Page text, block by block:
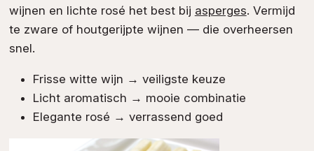
wijnen en lichte rosé het best bij asperges. Vermijd
te zware of houtgerijpte wijnen — die overheersen
snel.
Frisse witte wijn → veiligste keuze
Licht aromatisch → mooie combinatie
Elegante rosé → verrassend goed